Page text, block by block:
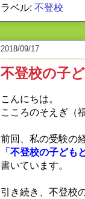
ラベル: 不登校
2018/09/17
不登校の子
こんにちは。
こころのそえぎ（
前回、私の受験の
「不登校の子ども
書いています。
引き続き、不登校